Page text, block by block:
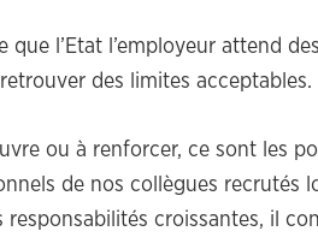
l’Etat l’employeur attend
des limites acceptables.
ou à renforcer, ce sont les
de nos collègues recrutés
croissantes, il